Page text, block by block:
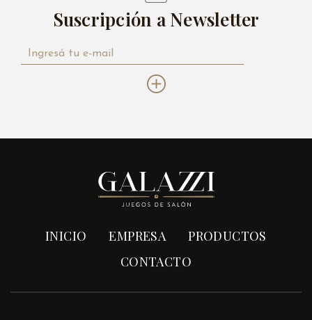
Suscripción a Newsletter
INICIO EMPRESA
PRODUCTOS
CONTACTO